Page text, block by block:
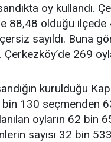
oy kullandı.
88,48 olduğu
sayıldı. Buna
Çerkezköy’de 269
kurulduğu
bin 130 seçmenden
oyların 62
sayısı 32 bin